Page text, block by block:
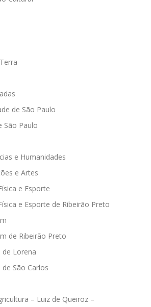
de São Paulo
São Paulo
e Humanidades
e Artes
e Esporte
e Esporte de Ribeirão Preto
de Ribeirão Preto
de Lorena
de São Carlos
– Luiz de Queiroz –